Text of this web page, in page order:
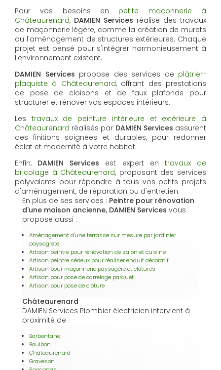
Pour vos besoins en petite maçonnerie à
Châteaurenard, DAMIEN Services réalise des travaux
de maçonnerie légère, comme la création de murets
ou l'aménagement de structures extérieures. Chaque
projet est pensé pour s'intégrer harmonieusement à
l'environnement existant.
DAMIEN Services propose des services de plâtrier-
plaquiste à Châteaurenard, offrant des prestations
de pose de cloisons et de faux plafonds pour
structurer et rénover vos espaces intérieurs.
Les travaux de peinture intérieure et extérieure à
Châteaurenard réalisés par DAMIEN Services assurent
des finitions soignées et durables, pour redonner
éclat et modernité à votre habitat.
Enfin, DAMIEN Services est expert en travaux de
bricolage à Châteaurenard, proposant des services
polyvalents pour répondre à tous vos petits projets
d'aménagement, de réparation ou d'entretien.
En plus de ses services : Peintre pour rénovation
d'une maison ancienne, DAMIEN Services vous
propose aussi :
Aménagement d'une terrasse sur mesure par jardinier
paysagiste
Artisan peintre pour rénovation de salon et cuisine
Artisan peintre sérieux pour réaliser enduit décoratif
Artisan pour maçonnerie paysagère et clôtures
Artisan pour pose de carrelage parquet
Artisan pour pose de clôture
Châteaurenard
DAMIEN Services Plombier électricien intervient à
proximité de :
Barbentane
Boulbon
Châteaurenard
Graveson